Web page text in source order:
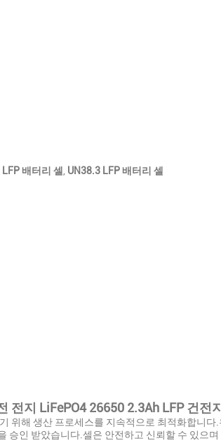
배터리 셀 UN38.3 LFP 배터리 셀
전지 LiFePO4 26650 2.3Ah LFP 건전
위해 생산 프로세스를 지속적으로 최적화합니
승인 받았습니다.셀은 안전하고 신뢰할 수 있으며